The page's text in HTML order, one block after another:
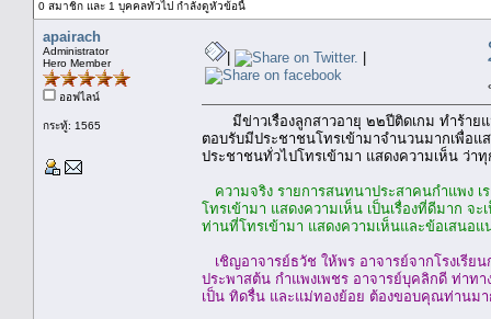
0 สมาชิก และ 1 บุคคลทั่วไป กำลังดูหัวข้อนี้
apairach
Administrator
Hero Member
ออฟไลน์
กระทู้: 1565
| |
มีข่าวเรื่องลูกสาวอายุ ๒๒ปีติดเกม ทำร้า
ตอบรับมีประชาชนโทรเข้ามาจำนวนมากเพื่อแ
ประชาชนทั่วไปโทรเข้ามา แสดงความเห็น ว่า
ความจริง รายการสนทนาประสาคนกำแพง เ
โทรเข้ามา แสดงความเห็น เป็นเรื่องที่ดีมาก
ท่านที่โทรเข้ามา แสดงความเห็นและข้อเสนอ
เชิญอาจารย์ธวัช ให้พร อาจารย์จากโรงเรีย
ประพาสต้น กำแพงเพชร อาจารย์บุคลิกดี ท่าทา
เป็น ทิดรื่น และแม่ทองย้อย ต้องขอบคุณท่านมา